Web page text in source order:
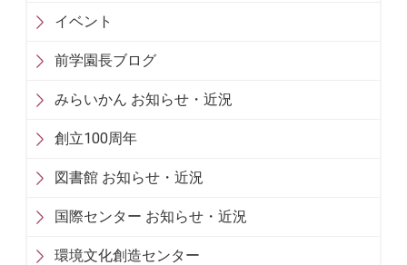
イベント
前学園長ブログ
みらいかん お知らせ・近況
創立100周年
図書館 お知らせ・近況
国際センター お知らせ・近況
環境文化創造センター